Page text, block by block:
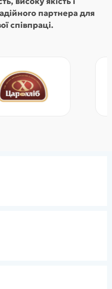
партнера для
співпраці.